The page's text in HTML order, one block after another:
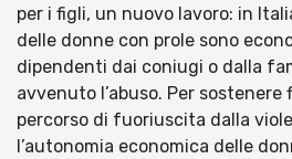
per i figli, un nuovo lavoro: in
delle donne con prole sono
dipendenti dai coniugi o dalla
avvenuto l’abuso. Per sostenere
percorso di fuoriuscita dalla
l’autonomia economica delle